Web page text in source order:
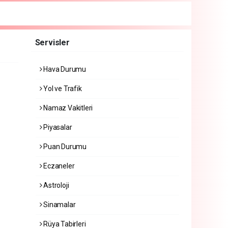
Servisler
Hava Durumu
Yol ve Trafik
Namaz Vakitleri
Piyasalar
Puan Durumu
Eczaneler
Astroloji
Sinamalar
Rüya Tabirleri